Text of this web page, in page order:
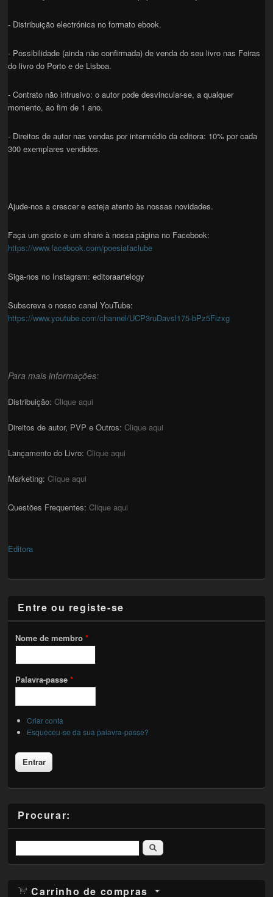
- Distribuição electrónica no formato ebook.
- Possibilidade (ainda não confirmada) de venda do seu livro nas Feiras
do livro do Porto e de Lisboa.
- Contrato não intrusivo: o autor pode desvincular-se, a qualquer
momento, ao fim de 1 ano.
- Direitos de autor nas vendas por intermédio da editora: 10% por cada
300 exemplares vendidos.
Ajude-nos a crescer e esteja atento às nossas novidades.
Faça um gosto e um share à nossa página no Facebook:
https://www.facebook.com/poesiafaclube
Siga-nos no Instagram: editoraartelogy
Subscreva o nosso canal YouTube:
https://www.youtube.com/channel/UCP3ruDavsl175-bPz5Fizxg
Para mais informações:
Distribuição:Clique aqui
Direitos de autor, PVP e Outros:Clique aqui
Lançamento do Livro:Clique aqui
Marketing:Clique aqui
Questões Frequentes:Clique aqui
Editora
Entre ou registe-se
Nome de membro*
Palavra-passe*
Criar conta
Esqueceu-se da sua palavra-passe?
Procurar:
Pesquisar
Carrinho de compras